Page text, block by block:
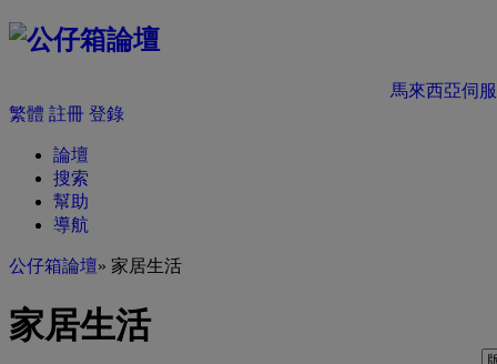
馬來西亞伺
繁體 註冊 登錄
論壇
搜索
幫助
導航
公仔箱論壇» 家居生活
家居生活